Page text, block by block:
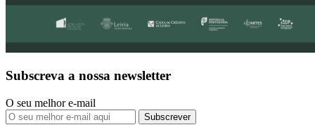
Subscreva a nossa newsletter
O seu melhor e-mail
Subscrever